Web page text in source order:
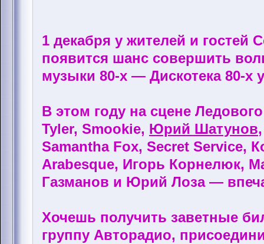
1 декабря у жителей и гостей
появится шанс совершить
музыки 80-х — Дискотека 80-х
В этом году на сцене
Tyler, Smookie, Юрий Шатунов
Samantha Fox, Secret Service,
Arabesque, Игорь Корнелюк,
Газманов и Юрий Лоза —
Хочешь получить заветные
группу Авторадио,